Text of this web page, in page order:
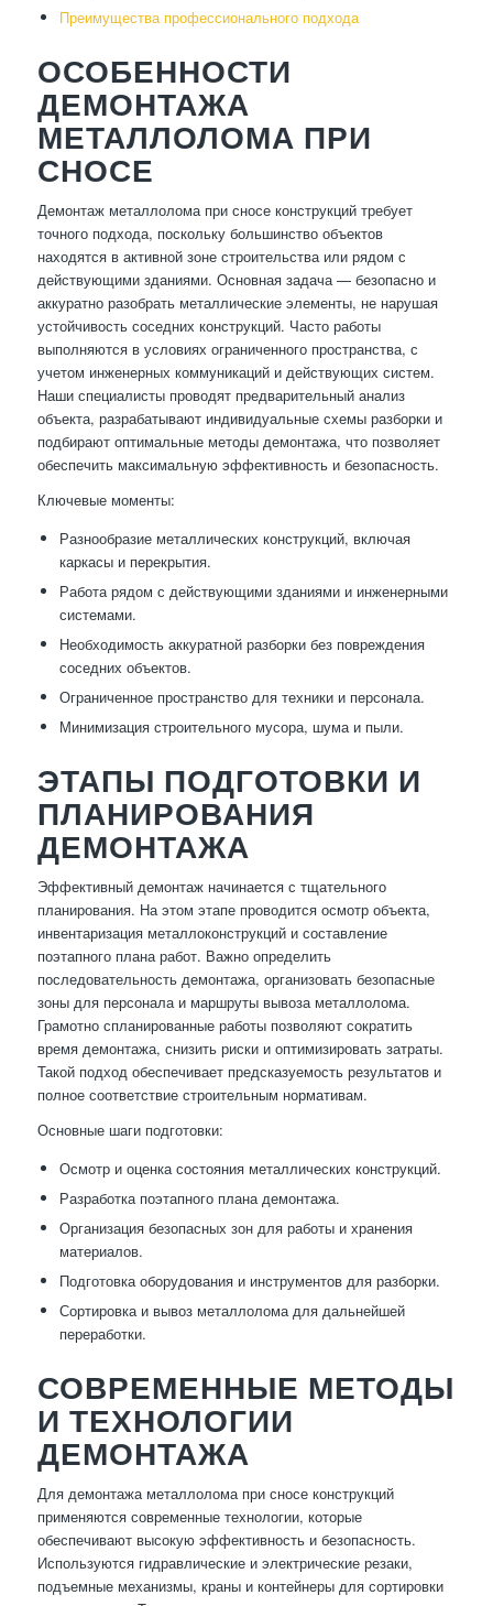
Преимущества профессионального подхода
ОСОБЕННОСТИ
ДЕМОНТАЖА
МЕТАЛЛОЛОМА ПРИ
СНОСЕ
Демонтаж металлолома при сносе конструкций требует
точного подхода, поскольку большинство объектов
находятся в активной зоне строительства или рядом с
действующими зданиями. Основная задача — безопасно и
аккуратно разобрать металлические элементы, не нарушая
устойчивость соседних конструкций. Часто работы
выполняются в условиях ограниченного пространства, с
учетом инженерных коммуникаций и действующих систем.
Наши специалисты проводят предварительный анализ
объекта, разрабатывают индивидуальные схемы разборки и
подбирают оптимальные методы демонтажа, что позволяет
обеспечить максимальную эффективность и безопасность.
Ключевые моменты:
Разнообразие металлических конструкций, включая
каркасы и перекрытия.
Работа рядом с действующими зданиями и инженерными
системами.
Необходимость аккуратной разборки без повреждения
соседних объектов.
Ограниченное пространство для техники и персонала.
Минимизация строительного мусора, шума и пыли.
ЭТАПЫ ПОДГОТОВКИ И
ПЛАНИРОВАНИЯ
ДЕМОНТАЖА
Эффективный демонтаж начинается с тщательного
планирования. На этом этапе проводится осмотр объекта,
инвентаризация металлоконструкций и составление
поэтапного плана работ. Важно определить
последовательность демонтажа, организовать безопасные
зоны для персонала и маршруты вывоза металлолома.
Грамотно спланированные работы позволяют сократить
время демонтажа, снизить риски и оптимизировать затраты.
Такой подход обеспечивает предсказуемость результатов и
полное соответствие строительным нормативам.
Основные шаги подготовки:
Осмотр и оценка состояния металлических конструкций.
Разработка поэтапного плана демонтажа.
Организация безопасных зон для работы и хранения
материалов.
Подготовка оборудования и инструментов для разборки.
Сортировка и вывоз металлолома для дальнейшей
переработки.
СОВРЕМЕННЫЕ МЕТОДЫ
И ТЕХНОЛОГИИ
ДЕМОНТАЖА
Для демонтажа металлолома при сносе конструкций
применяются современные технологии, которые
обеспечивают высокую эффективность и безопасность.
Используются гидравлические и электрические резаки,
подъемные механизмы, краны и контейнеры для сортировки